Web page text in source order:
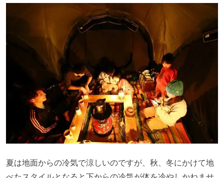
夏は地面からの冷気で涼しいのですが、 秋、冬にかけて地